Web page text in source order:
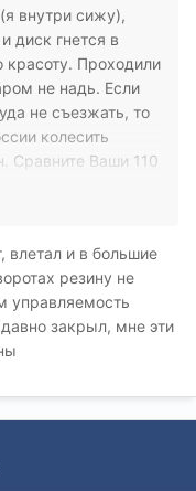
внутри сижу),
диск гнется в
Проходили
не надь. Если
не съезжать, то
колесить
Сравните Ваши 110
влетал и в большие
резину не
управляемость
закрыл, мне эти